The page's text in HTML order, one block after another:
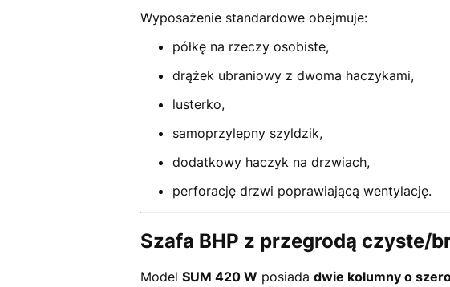
Wyposażenie standardowe obejmuje:
półkę na rzeczy osobiste,
drążek ubraniowy z dwoma haczykami,
lusterko,
samoprzylepny szyldzik,
dodatkowy haczyk na drzwiach,
perforację drzwi poprawiającą wentylację.
Szafa BHP z przegrodą czyste/
Model SUM 420 Wposiada dwie kolumny o